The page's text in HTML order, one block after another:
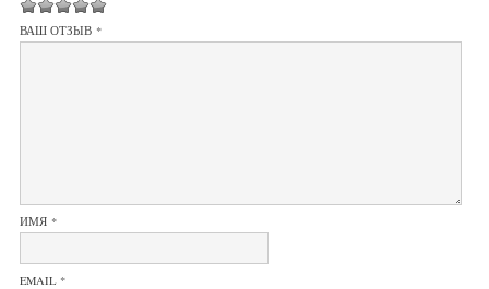
1
из
2 из 5
звёзд
3 из 5
звёзд
4 из 5 звёзд
5 из 5 звёзд
ВАШ ОТЗЫВ *
ИМЯ *
EMAIL *